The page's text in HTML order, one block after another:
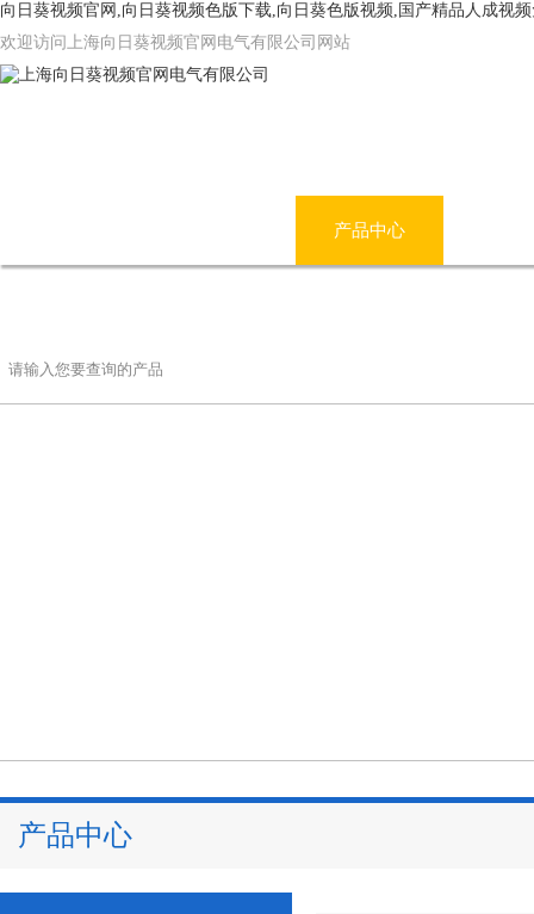
向日葵视频官网,向日葵视频色版下载,向日葵色版视频,国产精品人成视
欢迎访问上海向日葵视频官网电气有限公司网站
产品中心
产品中心